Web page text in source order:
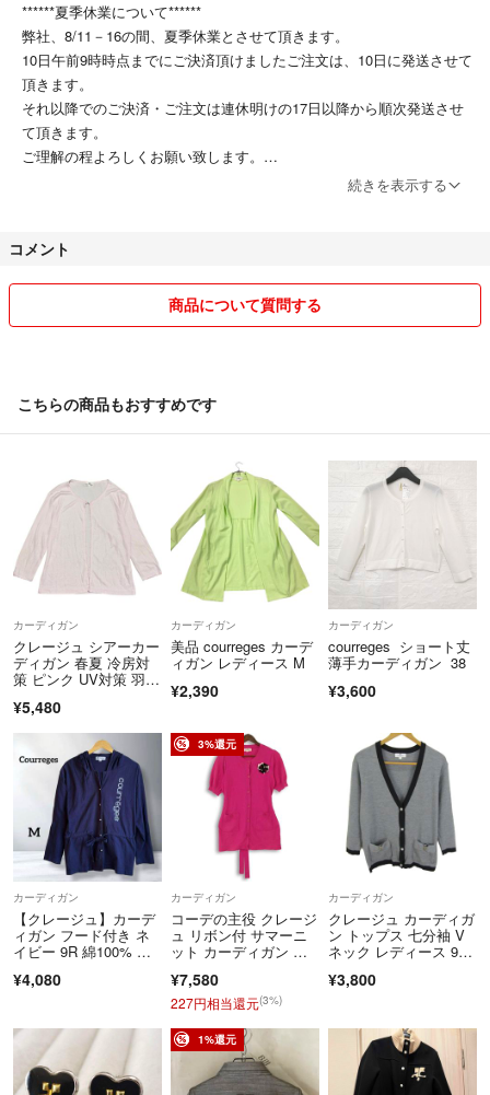
******夏季休業について******
弊社、8/11－16の間、夏季休業とさせて頂きます。
10日午前9時時点までにご決済頂けましたご注文は、10日に発送させて
頂きます。
それ以降でのご決済・ご注文は連休明けの17日以降から順次発送させ
て頂きます。
ご理解の程よろしくお願い致します。
土日祝以外は即日～1営業日以内に最短発送を目指しております。
それ以降にご決済頂いておりましたら翌日発送となります。
※9時以降にメッセージを頂きました場合、確認・返信が翌営業日にな
※よくお問い合わせ頂きますが
・セット商品のバラ売りは対応致しかねます。
・商品のまとめ購入などはお受けできかねます。単品でご購入下さい。
・置き配・営業所受け取り、日付・時間帯指定などは、ご自身でヤマト
運輸HPからご変更ください。
・ネコポス発送の商品で発送倉庫が同一の商品は弊社判断にて同梱させ
て頂きます。
※同梱に伴う割引などは実施しておりません。
ご理解のほどよろしくお願い致します。
■お取引について
当店はラクマの規約に則り営業させて頂いております。
▼特商法https://fril.jp/ts/official/law/kbt/
▼返品特約https://fril.jp/ts/official/law/kbt/#return_policy
続きを表示する
コメント
商品について質問する
こちらの商品もおすすめです
カーディガン
クレージュ シアーカー
ディガン 春夏 冷房対
策 ピンク UV対策 羽
¥5,480
カーディガン
美品 courreges カーデ
ィガン レディース M
¥2,390
カーディガン
courreges ショート丈
薄手カーディガン 38
¥3,600
カーディガン
【クレージュ】カーデ
ィガン フード付き ネ
イビー 9R 綿100% ロ
¥4,080
3%還元
カーディガン
コーデの主役 クレージ
ュ リボン付 サマーニ
ット カーディガン 日
es 上品 羽織り 冷房対
策
¥7,580
227円相当還元(3%)
カーディガン
クレージュ カーディガ
ン トップス 七分袖 V
ネック レディース 9R
ク courreges
¥3,800
1%還元